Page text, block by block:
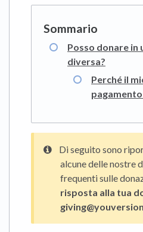
Posso donare in
diversa?
Perché il
Di seguito sono
alcune delle nostre
frequenti sulle
risposta alla tua